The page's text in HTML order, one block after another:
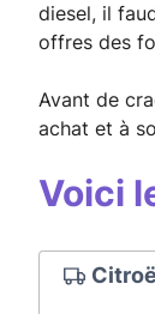
diesel, il
offres des
Avant de
achat et à
Voici